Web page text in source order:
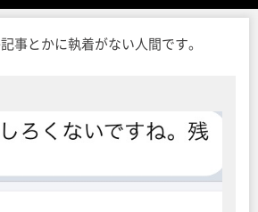
事とかに執着がない人間です。